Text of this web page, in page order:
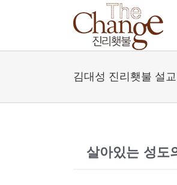
김대성 진리횃불 설교
살아있는 성도